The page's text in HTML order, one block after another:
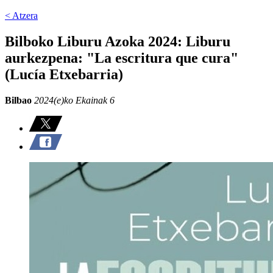
< Atzera
Bilboko Liburu Azoka 2024: Liburu
aurkezpena: "La escritura que cura"
(Lucía Etxebarria)
Bilbao 2024(e)ko Ekainak 6